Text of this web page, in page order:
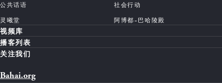
公共话语
社会行动
灵曦堂
阿博都-巴哈陵殿
视频库
播客列表
关注我们
Bahai.org